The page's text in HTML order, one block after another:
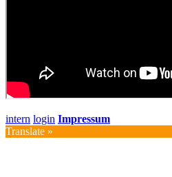
intern login Impressum
Translate »